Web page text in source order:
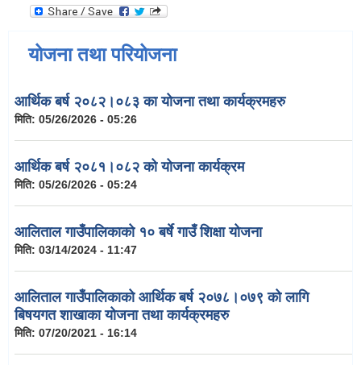
योजना तथा परियोजना
आर्थिक बर्ष २०८२।०८३ का योजना तथा कार्यक्रमहरु
मिति: 05/26/2026 - 05:26
आर्थिक बर्ष २०८१।०८२ को योजना कार्यक्रम
मिति: 05/26/2026 - 05:24
आलिताल गाउँपालिकाको १० बर्षे गाउँ शिक्षा योजना
मिति: 03/14/2024 - 11:47
आलिताल गाउँपालिकाको आर्थिक बर्ष २०७८।०७९ को लागि
बिषयगत शाखाका योजना तथा कार्यक्रमहरु
मिति: 07/20/2021 - 16:14